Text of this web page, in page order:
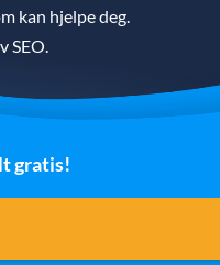
kan hjelpe deg.
gratis!